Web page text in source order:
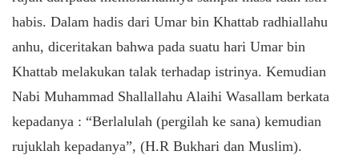
habis. Dalam hadis dari Umar bin Khattab radhiallahu
anhu, diceritakan bahwa pada suatu hari Umar bin
Khattab melakukan talak terhadap istrinya. Kemudian
Nabi Muhammad Shallallahu Alaihi Wasallam berkata
kepadanya : “Berlalulah (pergilah ke sana) kemudian
rujuklah kepadanya”, (H.R Bukhari dan Muslim).